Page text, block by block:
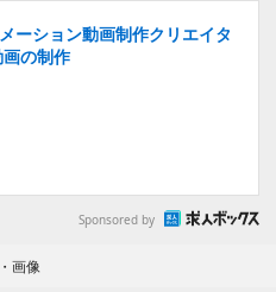
ーション動画制作クリエイタ
の制作
Sponsored by
画像